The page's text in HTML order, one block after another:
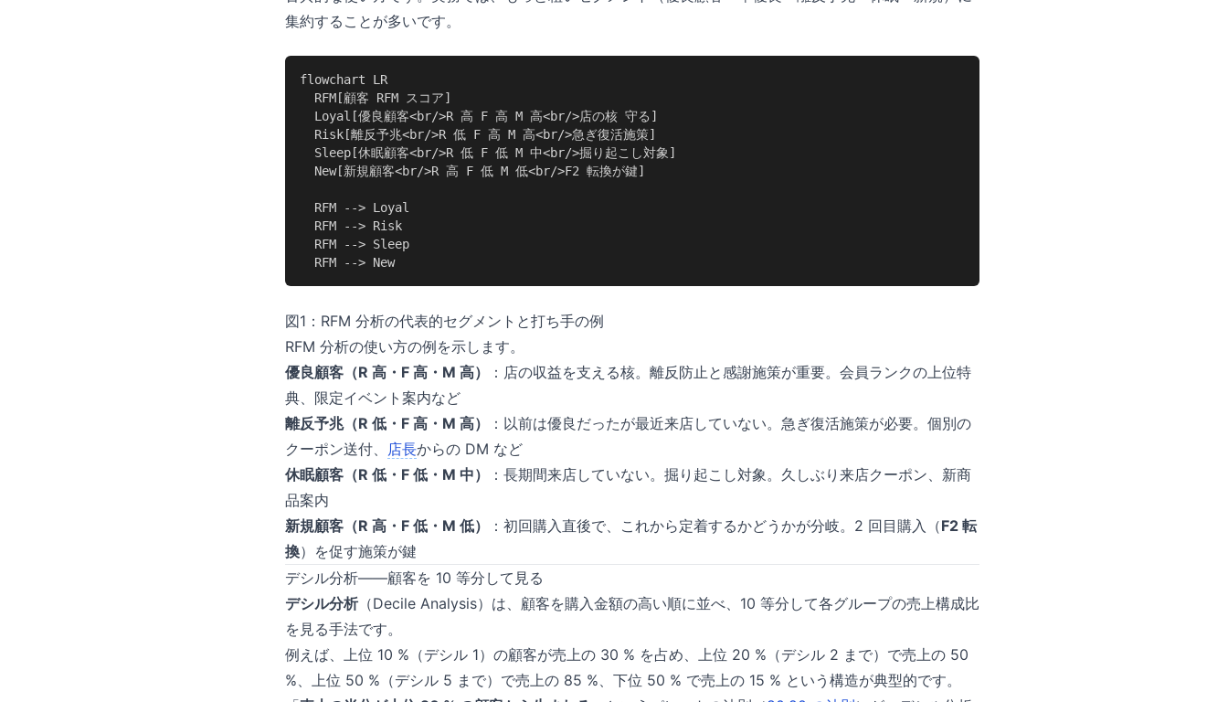
集約することが多いです。
flowchart LR
  RFM[顧客 RFM スコア]
  Loyal[優良顧客<br/>R 高 F 高 M 高<br/>店の核 守る]
  Risk[離反予兆<br/>R 低 F 高 M 高<br/>急ぎ復活施策]
  Sleep[休眠顧客<br/>R 低 F 低 M 中<br/>掘り起こし対象]
  New[新規顧客<br/>R 高 F 低 M 低<br/>F2 転換が鍵]
  RFM --> Loyal
  RFM --> Risk
  RFM --> Sleep
  RFM --> New
図1：RFM 分析の代表的セグメントと打ち手の例
RFM 分析の使い方の例を示します。
優良顧客（R 高・F 高・M 高）
：店の収益を支える核。離反防止と感謝施策が重要。会員ランクの上位特
典、限定イベント案内など
離反予兆（R 低・F 高・M 高）
：以前は優良だったが最近来店していない。急ぎ復活施策が必要。個別の
クーポン送付、 店長からの DM など
休眠顧客（R 低・F 低・M 中）
：長期間来店していない。掘り起こし対象。久しぶり来店クーポン、新商
品案内
新規顧客（R 高・F 低・M 低）
：初回購入直後で、これから定着するかどうかが分岐。2 回目購入（F2 転
換）を促す施策が鍵
デシル分析——顧客を 10 等分して見る
デシル分析（Decile Analysis）は、顧客を購入金額の高い順に並べ、10 等分して各グループの売上構成比
を見る手法です。
例えば、上位 10 %（デシル 1）の顧客が売上の 30 % を占め、上位 20 %（デシル 2 まで）で売上の 50
%、上位 50 %（デシル 5 まで）で売上の 85 %、下位 50 % で売上の 15 % という構造が典型的です。